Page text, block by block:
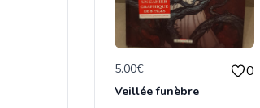
5.00€ 0
Veillée funèbre